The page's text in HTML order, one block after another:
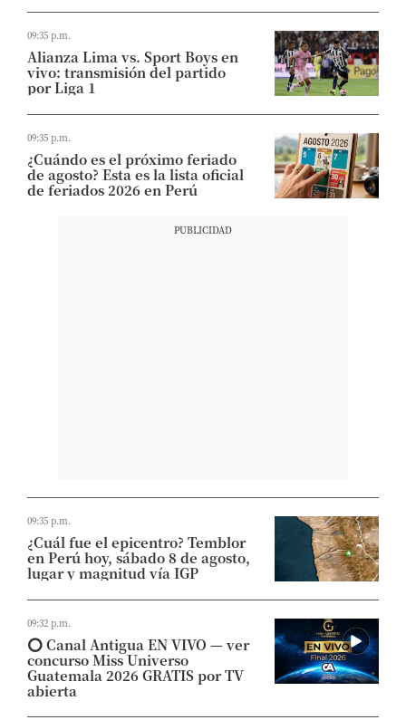
09:35 p.m.
Alianza Lima vs. Sport Boys en
vivo: transmisión del partido
por Liga 1
09:35 p.m.
¿Cuándo es el próximo feriado
de agosto? Esta es la lista oficial
de feriados 2026 en Perú
09:35 p.m.
¿Cuál fue el epicentro? Temblor
en Perú hoy, sábado 8 de agosto,
lugar y magnitud vía IGP
09:32 p.m.
⭕ Canal Antigua EN VIVO — ver
concurso Miss Universo
Guatemala 2026 GRATIS por TV
abierta